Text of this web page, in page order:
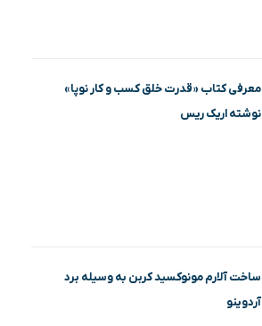
معرفی کتاب «قدرت خلق کسب و کار نوپا»
نوشته اریک ریس
ساخت آلارم مونوکسید کربن به وسیله برد
آردوینو